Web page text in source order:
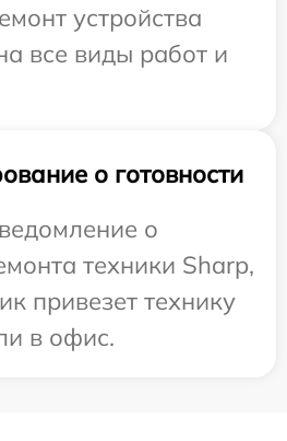
устройства
все виды работ и
о готовности
о
техники Sharp,
привезет технику
в офис.